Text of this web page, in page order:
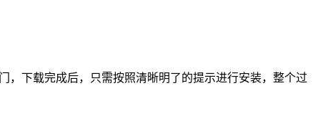
，下载完成后，只需按照清晰明了的提示进行安装，整个过